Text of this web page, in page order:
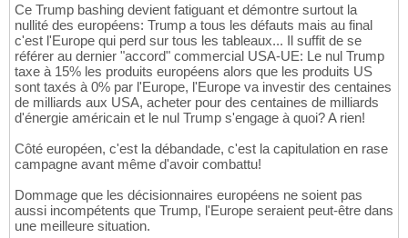
Ce Trump bashing devient fatiguant et démontre surtout la
nullité des européens: Trump a tous les défauts mais au final
c'est l'Europe qui perd sur tous les tableaux... Il suffit de se
référer au dernier "accord" commercial USA-UE: Le nul Trump
taxe à 15% les produits européens alors que les produits US
sont taxés à 0% par l'Europe, l'Europe va investir des centaines
de milliards aux USA, acheter pour des centaines de milliards
d'énergie américain et le nul Trump s'engage à quoi? A rien!
Côté européen, c'est la débandade, c'est la capitulation en rase
campagne avant même d'avoir combattu!
Dommage que les décisionnaires européens ne soient pas
aussi incompétents que Trump, l'Europe seraient peut-être dans
une meilleure situation.